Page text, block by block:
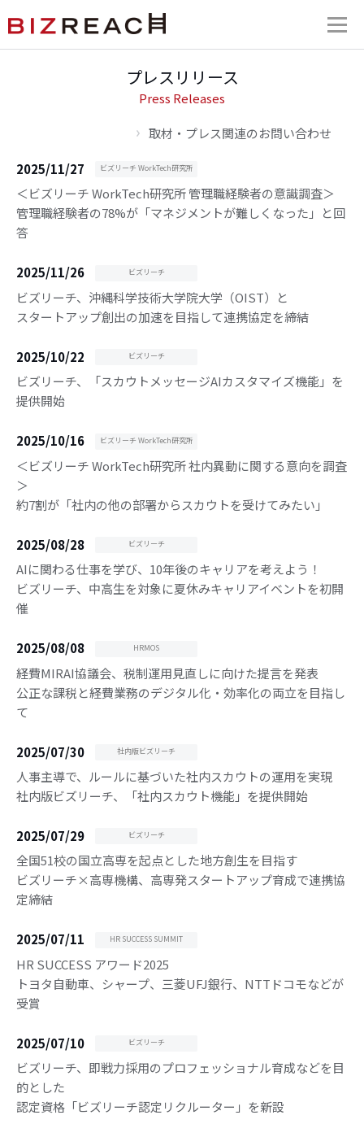
プレスリリース
Press Releases
取材・プレス関連のお問い合わせ
2025/11/27 ビズリーチ WorkTech研究所
＜ビズリーチ WorkTech研究所 管理職経験者の意識調査＞
管理職経験者の78%が「マネジメントが難しくなった」と回
答
2025/11/26 ビズリーチ
ビズリーチ、沖縄科学技術大学院大学（OIST）と
スタートアップ創出の加速を目指して連携協定を締結
2025/10/22 ビズリーチ
ビズリーチ、「スカウトメッセージAIカスタマイズ機能」を
提供開始
2025/10/16 ビズリーチ WorkTech研究所
＜ビズリーチ WorkTech研究所 社内異動に関する意向を調査
＞
約7割が「社内の他の部署からスカウトを受けてみたい」
2025/08/28 ビズリーチ
AIに関わる仕事を学び、10年後のキャリアを考えよう！
ビズリーチ、中高生を対象に夏休みキャリアイベントを初開
催
2025/08/08 HRMOS
経費MIRAI協議会、税制運用見直しに向けた提言を発表
公正な課税と経費業務のデジタル化・効率化の両立を目指し
て
2025/07/30 社内版ビズリーチ
人事主導で、ルールに基づいた社内スカウトの運用を実現
社内版ビズリーチ、「社内スカウト機能」を提供開始
2025/07/29 ビズリーチ
全国51校の国立高専を起点とした地方創生を目指す
ビズリーチ×高専機構、高専発スタートアップ育成で連携協
定締結
2025/07/11 HR SUCCESS SUMMIT
HR SUCCESS アワード2025
トヨタ自動車、シャープ、三菱UFJ銀行、NTTドコモなどが
受賞
2025/07/10 ビズリーチ
ビズリーチ、即戦力採用のプロフェッショナル育成などを目
的とした
認定資格「ビズリーチ認定リクルーター」を新設